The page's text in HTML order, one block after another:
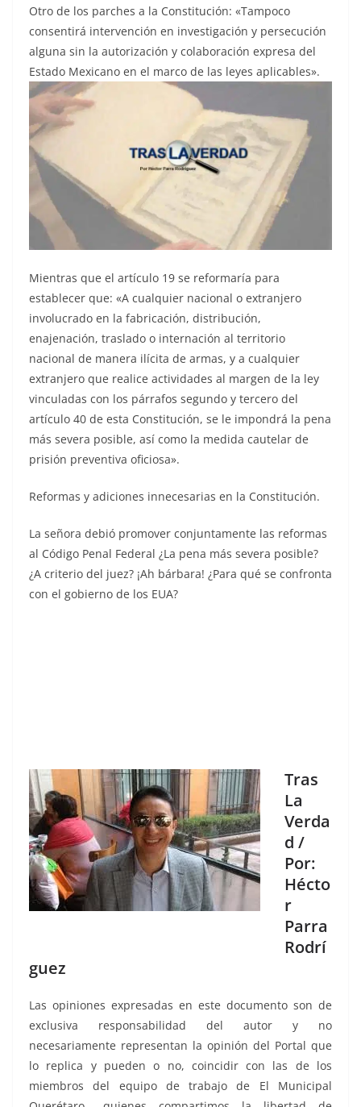
Otro de los parches a la Constitución: «Tampoco
consentirá intervención en investigación y persecución
alguna sin la autorización y colaboración expresa del
Estado Mexicano en el marco de las leyes aplicables».
Mientras que el artículo 19 se reformaría para
establecer que: «A cualquier nacional o extranjero
involucrado en la fabricación, distribución,
enajenación, traslado o internación al territorio
nacional de manera ilícita de armas, y a cualquier
extranjero que realice actividades al margen de la ley
vinculadas con los párrafos segundo y tercero del
artículo 40 de esta Constitución, se le impondrá la pena
más severa posible, así como la medida cautelar de
prisión preventiva oficiosa».
Reformas y adiciones innecesarias en la Constitución.
La señora debió promover conjuntamente las reformas
al Código Penal Federal ¿La pena más severa posible?
¿A criterio del juez? ¡Ah bárbara! ¿Para qué se confronta
con el gobierno de los EUA?
Tras
La
Verda
d /
Por:
Hécto
r
Parra
Rodrí
guez
Las opiniones expresadas en este documento son de
exclusiva responsabilidad del autor y no
necesariamente representan la opinión del Portal que
lo replica y pueden o no, coincidir con las de los
miembros del equipo de trabajo de El Municipal